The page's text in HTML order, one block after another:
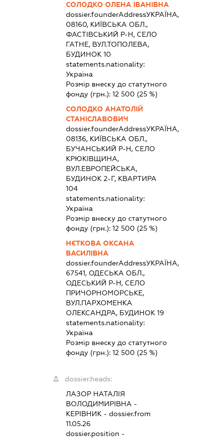
СОЛОДКО ОЛЕНА ІВАНІВНА
dossier.founderAddressУКРАЇНА,
08160, КИЇВСЬКА ОБЛ.,
ФАСТІВСЬКИЙ Р-Н, СЕЛО
ГАТНЕ, ВУЛ.ТОПОЛЕВА,
БУДИНОК 10
statements.nationality:
Україна
Розмір внеску до статутного
фонду (грн.):12 500 (25 %)
СОЛОДКО АНАТОЛІЙ
СТАНІСЛАВОВИЧ
dossier.founderAddressУКРАЇНА,
08136, КИЇВСЬКА ОБЛ.,
БУЧАНСЬКИЙ Р-Н, СЕЛО
КРЮКІВЩИНА,
ВУЛ.ЕВРОПЕЙСЬКА,
БУДИНОК 2-Г, КВАРТИРА
104
statements.nationality:
Україна
Розмір внеску до статутного
фонду (грн.):12 500 (25 %)
НЄТКОВА ОКСАНА
ВАСИЛІВНА
dossier.founderAddressУКРАЇНА,
67541, ОДЕСЬКА ОБЛ.,
ОДЕСЬКИЙ Р-Н, СЕЛО
ПРИЧОРНОМОРСЬКЕ,
ВУЛ.ПАРХОМЕНКА
ОЛЕКСАНДРА, БУДИНОК 19
statements.nationality:
Україна
Розмір внеску до статутного
фонду (грн.):12 500 (25 %)
dossier.heads:
ЛАЗОР НАТАЛІЯ
ВОЛОДИМИРІВНА -
КЕРІВНИК - dossier.from
11.05.26
dossier.position -